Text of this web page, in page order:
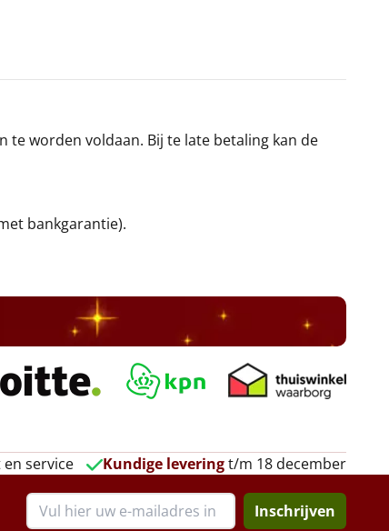
worden voldaan. Bij te late betaling kan de
bankgarantie).
service Kundige leveringt/m 18 december
Inschrijven